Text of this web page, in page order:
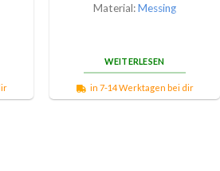
Material:Messing
WEITERLESEN
in 7-14 Werktagen bei dir